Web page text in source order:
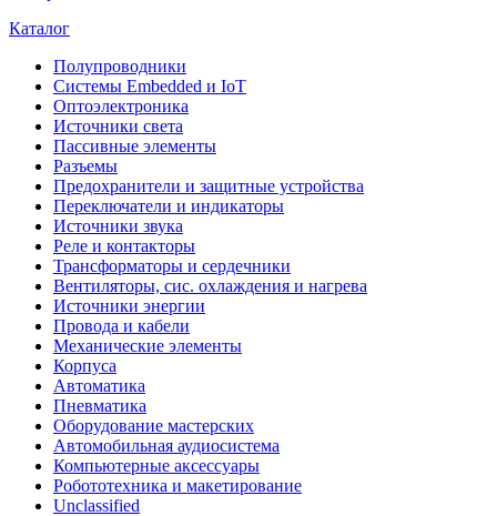
Каталог
Полупроводники
Системы Embedded и IoT
Oптоэлектроника
Источники света
Пассивные элементы
Разъeмы
Предохранители и защитные устройства
Переключатели и индикаторы
Источники звука
Реле и контакторы
Трансформаторы и сердечники
Вентиляторы, сис. охлаждения и нагрева
Источники энергии
Провода и кабели
Механические элементы
Корпуса
Автоматика
Пневматика
Оборудование мастерских
Автомобильная аудиосистема
Компьютерные аксессуары
Робототехника и макетирование
Unclassified